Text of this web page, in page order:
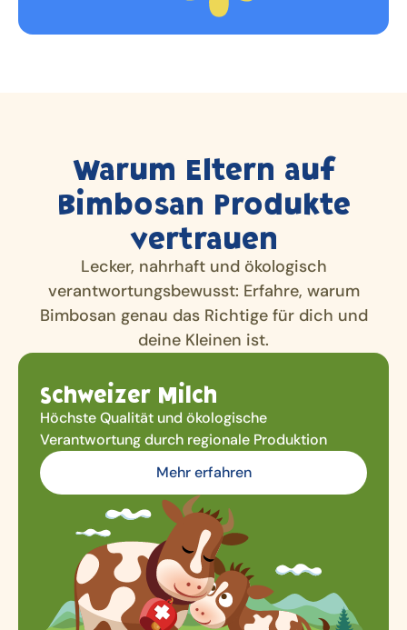
Warum Eltern auf
Bimbosan Produkte
vertrauen
Lecker, nahrhaft und ökologisch
verantwortungsbewusst: Erfahre, warum
Bimbosan genau das Richtige für dich und
deine Kleinen ist.
Schweizer Milch
Höchste Qualität und ökologische
Verantwortung durch regionale Produktion
Mehr erfahren